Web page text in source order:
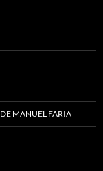
DE MANUEL FARIA